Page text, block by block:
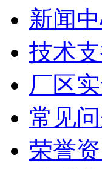
新闻
技术
厂区
常见
荣誉